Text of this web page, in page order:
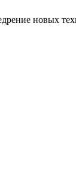
новых